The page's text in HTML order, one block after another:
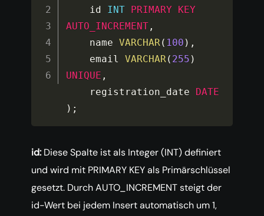
    id
INT PRIMARY
KEY
AUTO_INCREMENT ,
    name
VARCHAR( 100 ) ,
    email
VARCHAR( 255 )
UNIQUE ,
    registration_date
DATE
) ;
id: Diese Spalte ist als Integer (INT) definiert
und wird mit PRIMARY KEY als Primärschlüssel
gesetzt. Durch AUTO_INCREMENT steigt der
id-Wert bei jedem Insert automatisch um 1,